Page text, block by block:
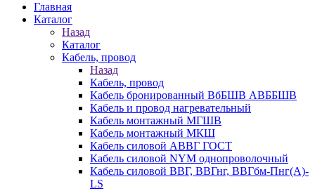
Главная
Каталог
Назад
Каталог
Кабель, провод
Назад
Кабель, провод
Кабель бронированный ВбБШВ АВББШВ
Кабель и провод нагревательный
Кабель монтажный МГШВ
Кабель монтажный МКШ
Кабель силовой АВВГ ГОСТ
Кабель силовой NYM однопроволочный
Кабель силовой ВВГ, ВВГнг, ВВГбм-Пнг(А)-
LS